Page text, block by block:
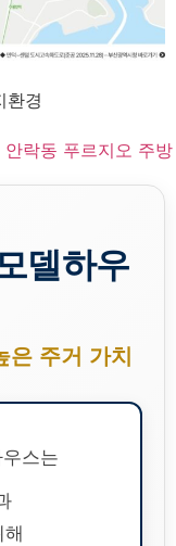
델하우
주거 가치
스는